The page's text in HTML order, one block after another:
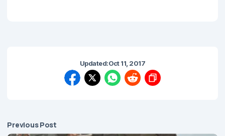
Updated:Oct 11, 2017
Previous Post